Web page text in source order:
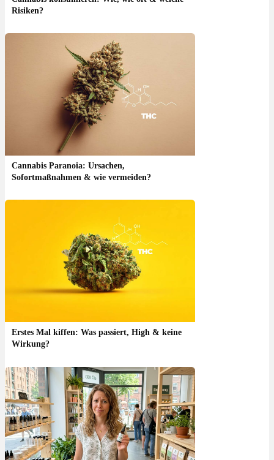
Risiken?
Cannabis Paranoia: Ursachen,
Sofortmaßnahmen & wie vermeiden?
Erstes Mal kiffen: Was passiert, High & keine
Wirkung?